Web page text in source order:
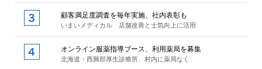
顧客満足度調査を毎年実施、社内表彰も
いまいメディカル 店舗改善と士気向上に活用
オンライン服薬指導ブース、利用薬局を募集
北海道・西興部厚生診療所、村内に薬局なく